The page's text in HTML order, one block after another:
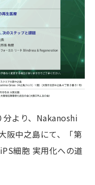
分より、Nakanoshi
阪中之島にて、「第
細胞 実用化への道